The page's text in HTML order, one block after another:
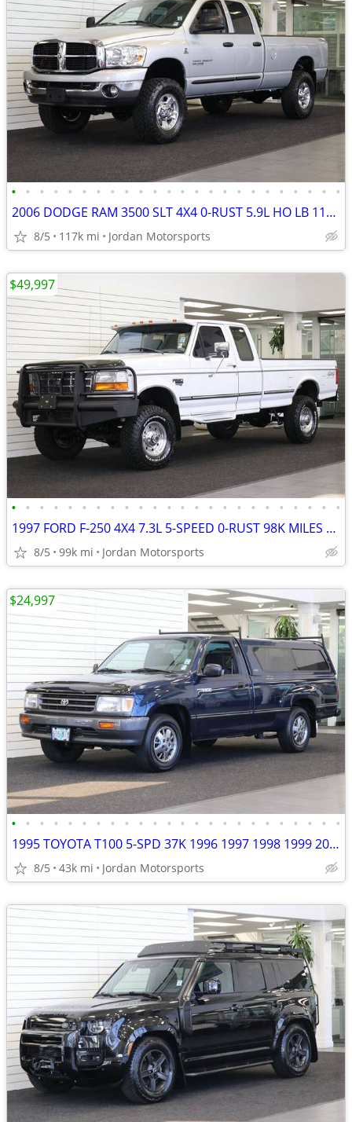
• • • • • • • • • • • • • • • • • • • • • • • •
2006 DODGE RAM 3500 SLT 4X4 0-RUST 5.9L HO LB 117K 2500 2007 2005 2004
8/5 117k mi Jordan Motorsports
• • • • • • • • • • • • • • • • • • • • • • • •
1997 FORD F-250 4X4 7.3L 5-SPEED 0-RUST 98K MILES F250 F350 1996 1995
8/5 99k mi Jordan Motorsports
$49,997
• • • • • • • • • • • • • • • • • • • • • • • •
1995 TOYOTA T100 5-SPD 37K 1996 1997 1998 1999 2000 2001 tundra tacoma
8/5 43k mi Jordan Motorsports
$24,997